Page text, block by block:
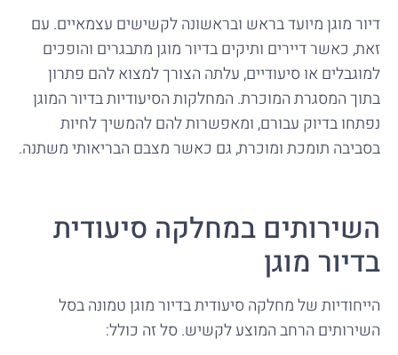
דיור מוגן מיועד בראש ובראשונה לקשישים עצמאיים. עם
זאת, כאשר דיירים ותיקים בדיור מוגן מתבגרים והופכים
למוגבלים או סיעודיים, עלתה הצורך למצוא להם פתרון
בתוך המסגרת המוכרת. המחלקות הסיעודיות בדיור המוגן
נפתחו בדיוק עבורם, ומאפשרות להם להמשיך לחיות
בסביבה תומכת ומוכרת, גם כאשר מצבם הבריאותי משתנה.
השירותים במחלקה סיעודית
בדיור מוגן
הייחודיות של מחלקה סיעודית בדיור מוגן טמונה בסל
השירותים הרחב המוצע לקשיש. סל זה כולל: